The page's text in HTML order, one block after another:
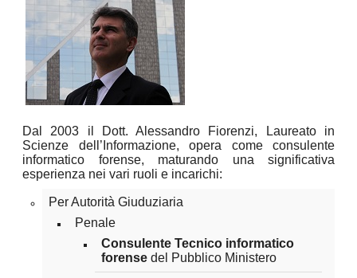
Dal 2003 il Dott. Alessandro Fiorenzi, Laureato in
Scienze dell’Informazione, opera come consulente
informatico forense, maturando una significativa
esperienza nei vari ruoli e incarichi:
Per Autorità Giuduziaria
Penale
Consulente Tecnico informatico
forense del Pubblico Ministero